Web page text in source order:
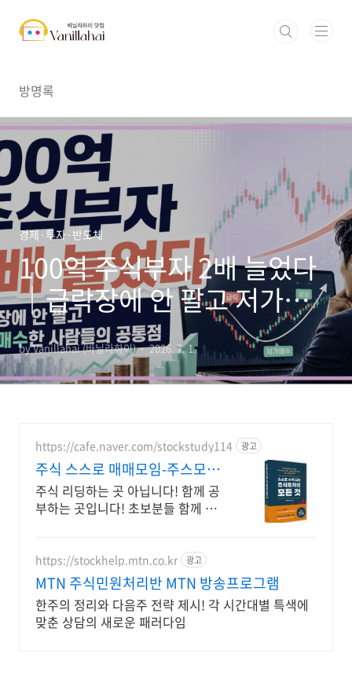
방명록
경제·투자·반도체
100억 주식부자 2배 늘었다
｜급락장에 안 팔고 저가매수
한 사람들의 공통점
by Vanillahai (바닐라하이) 2026. 7. 1.
https://cafe.naver.com/stockstudy114 광고
주식 스스로 매매모임-주스모
스스로 공부법을 배웁니다 !
주식 리딩하는 곳 아닙니다! 함께 공
부하는 곳입니다! 초보분들 함께 공
https://stockhelp.mtn.co.kr 광고
MTN 주식민원처리반 MTN 방송프로그램
한주의 정리와 다음주 전략 제시! 각 시간대별 특색에
맞춘 상담의 새로운 패러다임